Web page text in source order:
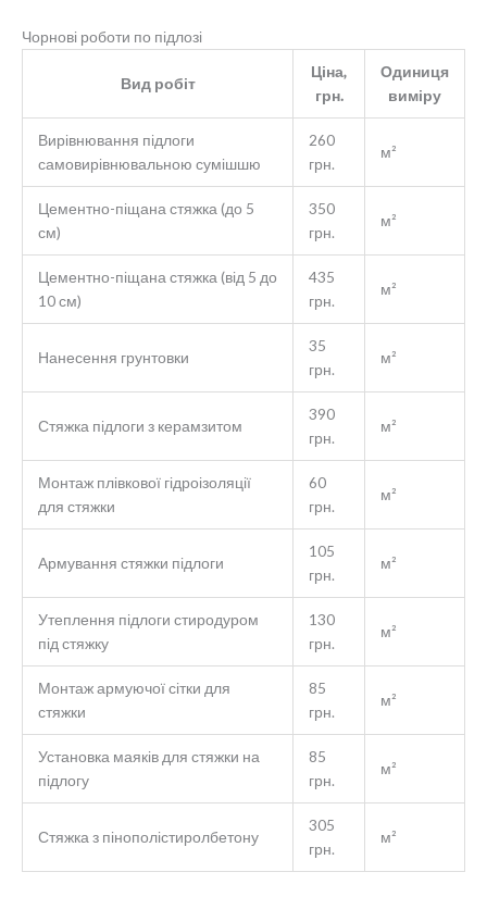
Чорнові роботи по підлозі
Вид робіт
Ціна,
грн.
Одиниця
виміру
Вирівнювання підлоги
самовирівнювальною сумішшю
260
грн.
м²
Цементно-піщана стяжка (до 5
см)
350
грн.
м²
Цементно-піщана стяжка (від 5 до
10 см)
435
грн.
м²
Нанесення грунтовки
35
грн.
м²
Стяжка підлоги з керамзитом
390
грн.
м²
Монтаж плівкової гідроізоляції
для стяжки
60
грн.
м²
Армування стяжки підлоги
105
грн.
м²
Утеплення підлоги стиродуром
під стяжку
130
грн.
м²
Монтаж армуючої сітки для
стяжки
85
грн.
м²
Установка маяків для стяжки на
підлогу
85
грн.
м²
Стяжка з пінополістиролбетону
305
грн.
м²